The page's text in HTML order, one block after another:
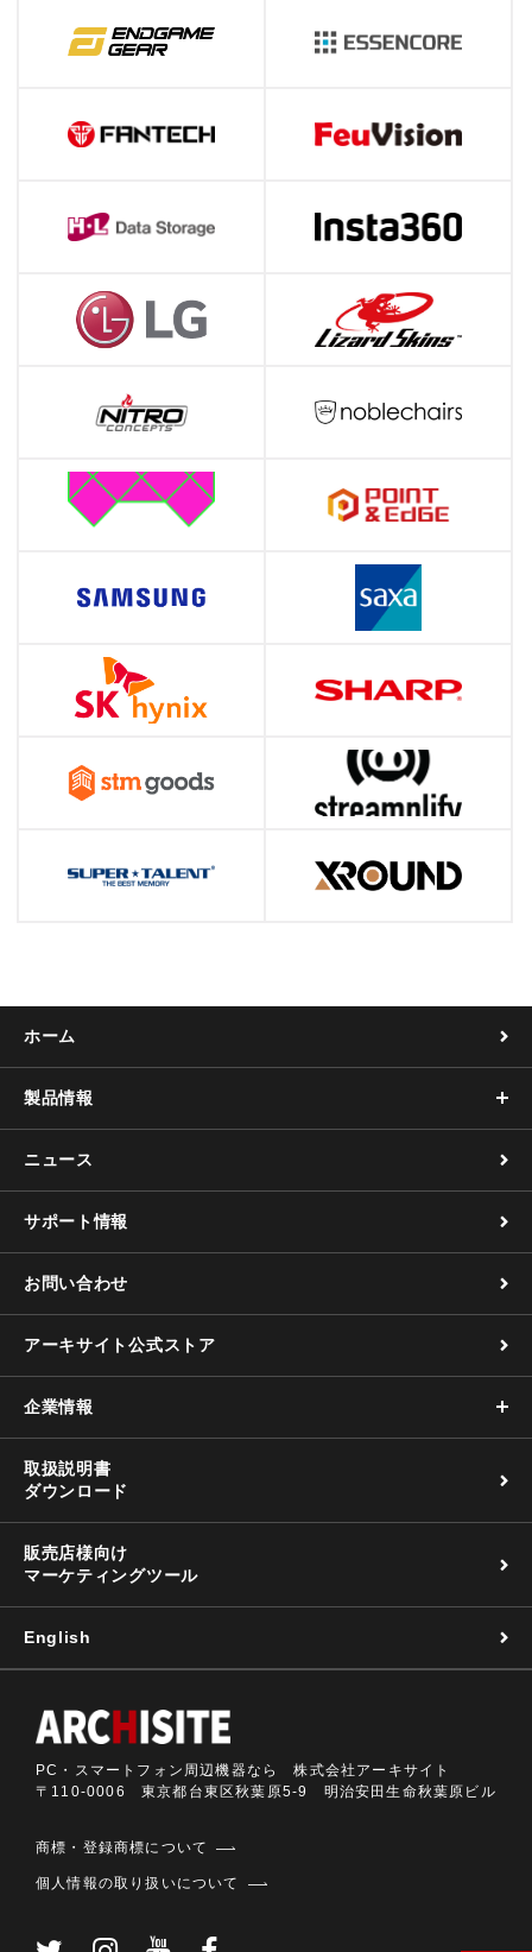
ホーム
製品情報
ニュース
サポート情報
お問い合わせ
アーキサイト公式ストア
企業情報
取扱説明書
ダウンロード
販売店様向け
マーケティングツール
English
PC・スマートフォン周辺機器なら 株式会社アーキサイト
〒110-0006 東京都台東区秋葉原5-9 明治安田生命秋葉原ビル
商標・登録商標について
個人情報の取り扱いについて